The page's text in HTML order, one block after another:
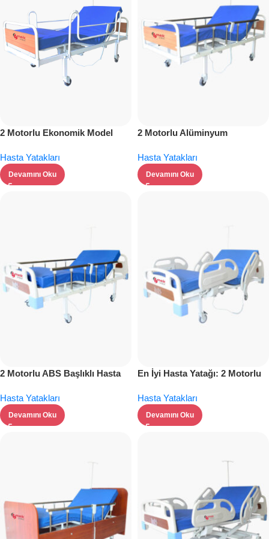
2 Motorlu Ekonomik Model
Güvenli
Hasta Yatakları
Devamını Oku
2 Motorlu Alüminyum
Üstün Konfor ve Güvenlik
Hasta Yatakları
Devamını Oku
2 Motorlu ABS Başlıklı Hasta
Güvenlik
Hasta Yatakları
Devamını Oku
En İyi Hasta Yatağı: 2 Motorlu
Hasta Yatakları
Devamını Oku